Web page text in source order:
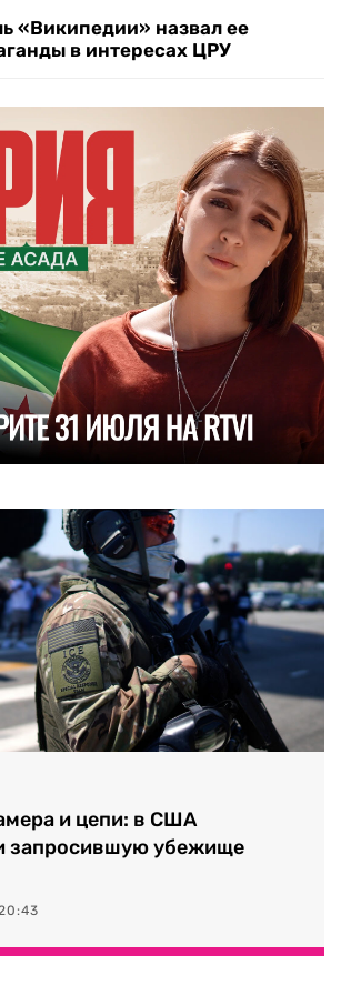
«Википедии» назвал ее
в интересах ЦРУ
и цепи: в США
запросившую убежище